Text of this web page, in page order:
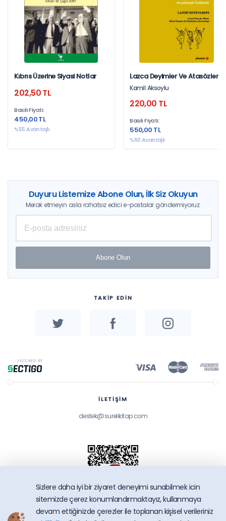
Kıbrıs Üzerine Siyasi Notlar
202,50 TL
Basılı Fiyatı:
450,00 TL
%55 Avantajlı
Lazca Deyimler Ve Atasözleri
Sözlüğü
Kamil Aksoylu
220,00 TL
Basılı Fiyatı:
550,00 TL
%60 Avantajlı
Duyuru Listemize Abone Olun, İlk Siz Okuyun
Merak etmeyin asla rahatsız edici e-postalar göndermiyoruz.
Abone Olun
TAKİP EDİN
İLETİŞİM
destek@surelikitap.com
Sizlere daha iyi bir ziyaret deneyimi sunabilmek icin
sitemizde çerez konumlandırmaktayız, kullanmaya
devam ettiğinizde çerezler ile toplanan kişisel verileriniz